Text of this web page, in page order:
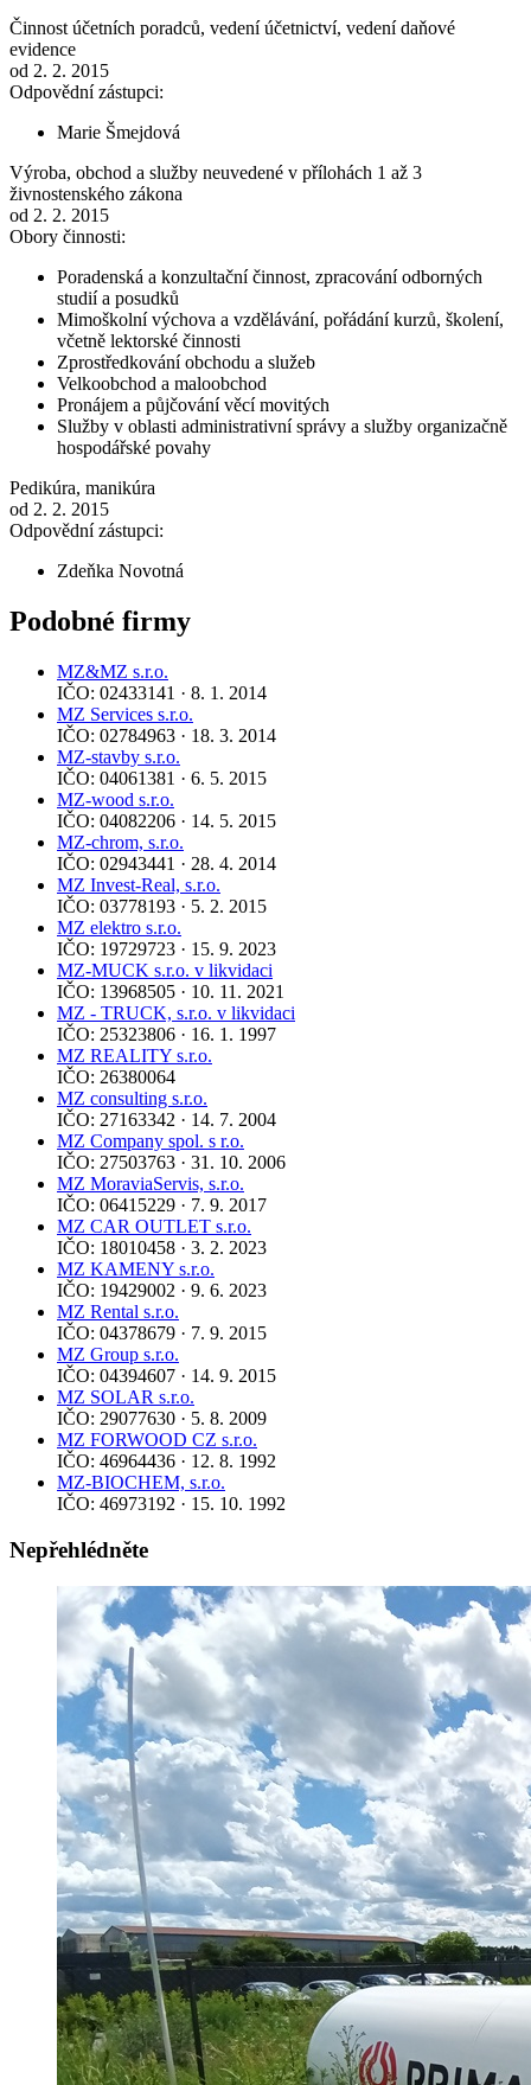
Činnost účetních poradců, vedení účetnictví, vedení daňové
evidence
od 2. 2. 2015
Odpovědní zástupci:
Marie Šmejdová
Výroba, obchod a služby neuvedené v přílohách 1 až 3
živnostenského zákona
od 2. 2. 2015
Obory činnosti:
Poradenská a konzultační činnost, zpracování odborných
studií a posudků
Mimoškolní výchova a vzdělávání, pořádání kurzů, školení,
včetně lektorské činnosti
Zprostředkování obchodu a služeb
Velkoobchod a maloobchod
Pronájem a půjčování věcí movitých
Služby v oblasti administrativní správy a služby organizačně
hospodářské povahy
Pedikúra, manikúra
od 2. 2. 2015
Odpovědní zástupci:
Zdeňka Novotná
Podobné firmy
MZ&MZ s.r.o.
IČO: 02433141 · 8. 1. 2014
MZ Services s.r.o.
IČO: 02784963 · 18. 3. 2014
MZ-stavby s.r.o.
IČO: 04061381 · 6. 5. 2015
MZ-wood s.r.o.
IČO: 04082206 · 14. 5. 2015
MZ-chrom, s.r.o.
IČO: 02943441 · 28. 4. 2014
MZ Invest-Real, s.r.o.
IČO: 03778193 · 5. 2. 2015
MZ elektro s.r.o.
IČO: 19729723 · 15. 9. 2023
MZ-MUCK s.r.o. v likvidaci
IČO: 13968505 · 10. 11. 2021
MZ - TRUCK, s.r.o. v likvidaci
IČO: 25323806 · 16. 1. 1997
MZ REALITY s.r.o.
IČO: 26380064
MZ consulting s.r.o.
IČO: 27163342 · 14. 7. 2004
MZ Company spol. s r.o.
IČO: 27503763 · 31. 10. 2006
MZ MoraviaServis, s.r.o.
IČO: 06415229 · 7. 9. 2017
MZ CAR OUTLET s.r.o.
IČO: 18010458 · 3. 2. 2023
MZ KAMENY s.r.o.
IČO: 19429002 · 9. 6. 2023
MZ Rental s.r.o.
IČO: 04378679 · 7. 9. 2015
MZ Group s.r.o.
IČO: 04394607 · 14. 9. 2015
MZ SOLAR s.r.o.
IČO: 29077630 · 5. 8. 2009
MZ FORWOOD CZ s.r.o.
IČO: 46964436 · 12. 8. 1992
MZ-BIOCHEM, s.r.o.
IČO: 46973192 · 15. 10. 1992
Nepřehlédněte